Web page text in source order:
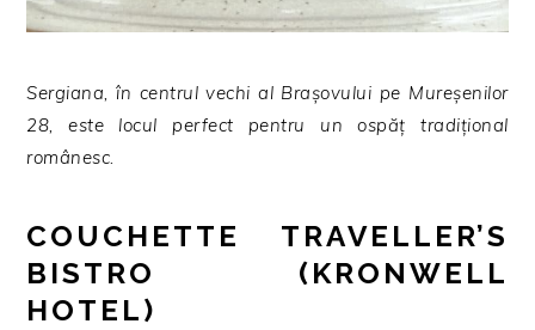
Sergiana, în centrul vechi al Brașovului pe Mureşenilor
28, este locul perfect pentru un ospăț tradițional
românesc.
COUCHETTE TRAVELLER’S
BISTRO (KRONWELL
HOTEL)